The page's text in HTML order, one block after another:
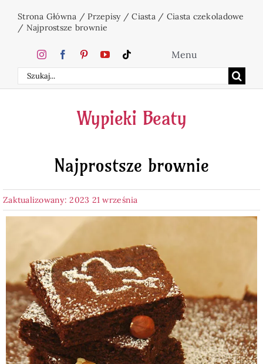
zawartości
Strona Główna /Przepisy/Ciasta/ Ciasta czekoladowe
/ Najprostsze brownie
Szukaj
Menu
Home
Ciasta
Desery
Pieczywo
Przetwory
Posiłki
Wypieki Beaty
Najprostsze brownie
Zaktualizowany: 2023 21 września